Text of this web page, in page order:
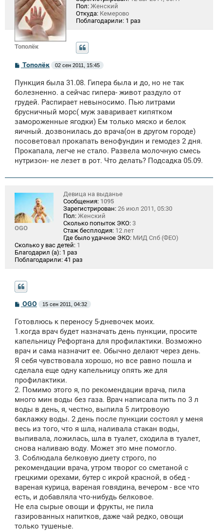
Тополёк
Пол: Женский
Откуда: Кемерово
Поблагодарили: 1 раз
С
б
щ
н
и
Тополёк 02 сен 2011, 15:45
Пункция была 31.08. Гипера была и до, но не так
болезненно. а сейчас гипера- живот раздуло от
грудей. Распирает невыносимо. Пью литрами
брусничный морс( муж заваривает кипятком
замороженные ягодки) Ем только мяско и белок
яичный. дозвонилась до врача(он в другом городе)
посоветовал прокапать венофундин и гемодез 2 дня.
Прокапала, легче не стало. Развела молочную смесь
нутризон- не лезет в рот. Что делать? Подсадка 05.09.
OGO
Девица на выданье
Сообщения: 1095
Зарегистрирован: 26 июл 2011, 05:30
Пол: Женский
Сколько попыток ЭКО: 3
Стаж бесплодия: 12 лет
Где было удачное ЭКО: МИД Спб (ФЕО)
Сколько у вас детей: 1
Благодарил (а): 1 раз
Поблагодарили: 41 раз
С
б
щ
н
и
OGO 15 сен 2011, 04:32
Готовлюсь к переносу 5-дневочек моих.
1.когда врач будет назначать день пункции, просите
капельницу Рефортана для профилактики. Возможно
врач и сама назначит ее. Обычно делают через день.
Я себя чувствовала хорошо, но все равно пошла и
сделала еще одну капельницу опять же для
профилактики.
2. Помимо этого я, по рекомендации врача, пила
много мин воды без газа. Врач написала пить по 3 л
воды в день, я, честно, выпила 5 литровоую
баклажку воды. 2 день после пункции состоял у меня
весь из того, что я шла, наливала стакан воды,
выпивала, ложилась, шла в туалет, сходила в туалет,
снова наливаю воду. Может это мне помогло.
3. Соблюдала белковую диету строго, по
рекомендации врача, утром творог со сметаной с
грецкими орехами, бутер с икрой красной, в обед -
вареная курица, вареная говядина, вечером - все что
есть, и добавляла что-нибудь белковое.
Не ела сырые овощи и фрукты, не пила
газированных напитков, даже чай редко, овощи
только тушеные.